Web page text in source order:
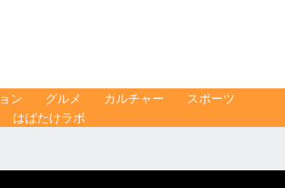
ン グルメ カルチャー
スポーツ
はばたけラボ